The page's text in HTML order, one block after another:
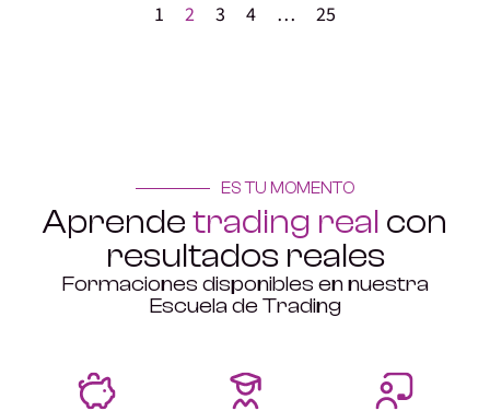
1 2 3 4 … 25
ES TU MOMENTO
Aprendetrading real con
resultados reales
Formaciones disponibles en nuestra
Escuela de Trading